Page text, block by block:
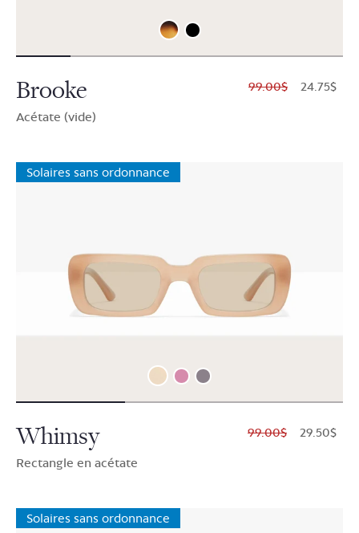
Brooke
Acétate (vide)
$99.00 $24.75
Solaires sans ordonnance
Whimsy
Rectangle en acétate
$99.00 $29.50
Solaires sans ordonnance